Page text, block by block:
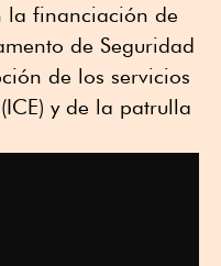
la financiación de
de Seguridad
de los servicios
y de la patrulla